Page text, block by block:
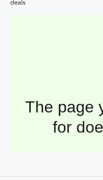
deals